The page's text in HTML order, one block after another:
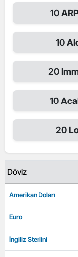
10
10
20
10
20
Döviz
Amerikan Doları
Euro
İngiliz Sterlini